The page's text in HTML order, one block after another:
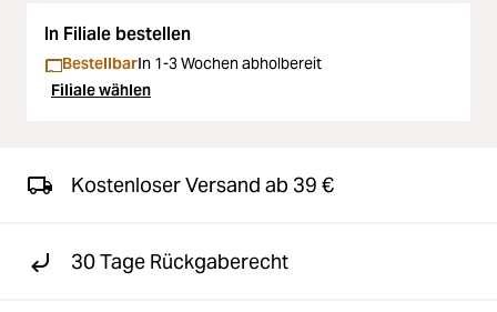
In Filiale bestellen
BestellbarIn 1-3 Wochen abholbereit
Filiale wählen
Kostenloser Versand ab 39 €
30 Tage Rückgaberecht